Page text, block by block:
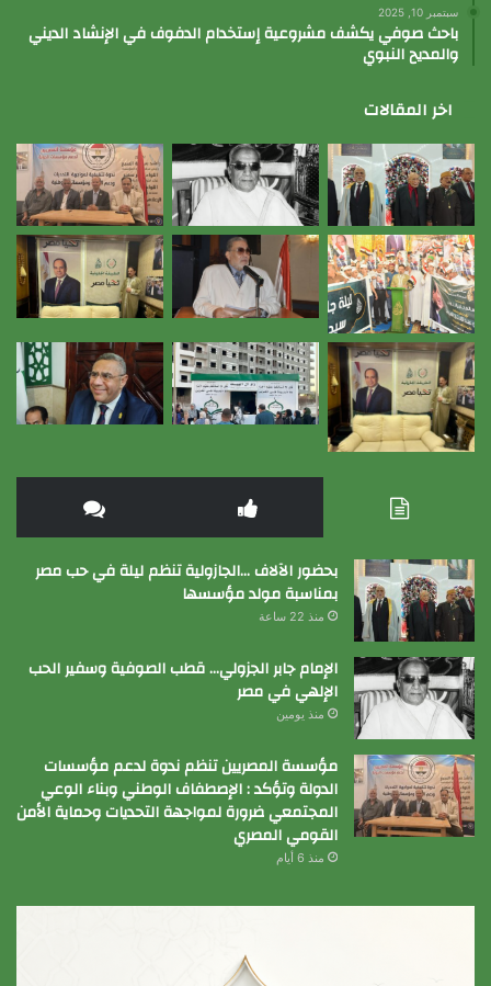
سبتمبر 10, 2025
باحث صوفي يكشف مشروعية إستخدام الدفوف في الإنشاد الديني
والمديح النبوي
اخر المقالات
بحضور الآلاف …الجازولية تنظم ليلة في حب مصر
بمناسبة مولد مؤسسها
منذ 22 ساعة
الإمام جابر الجزولي… قطب الصوفية وسفير الحب
الإلهي في مصر
منذ يومين
مؤسسة المصريين تنظم ندوة لدعم مؤسسات
الدولة وتؤكد : الإصطفاف الوطني وبناء الوعي
المجتمعي ضرورة لمواجهة التحديات وحماية الأمن
القومي المصري
منذ 6 أيام